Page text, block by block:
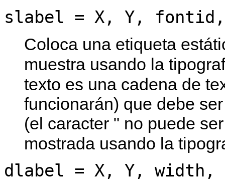
slabel = X, Y,
Coloca una etiqueta
muestra usando la
texto es una cadena de
funcionarán) que debe
(el caracter " no puede
mostrada usando la
dlabel = X, Y,